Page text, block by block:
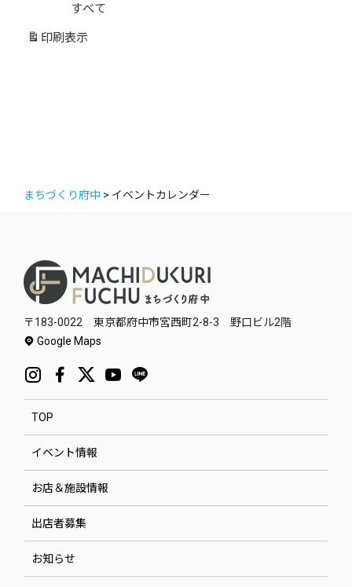
ゴ
リ
すべて
印刷 表示
まちづくり府中 > イベントカレンダー
〒183-0022 東京都府中市宮西町2-8-3 野口ビル2階
Google Maps
TOP
イベント情報
お店＆施設情報
出店者募集
お知らせ